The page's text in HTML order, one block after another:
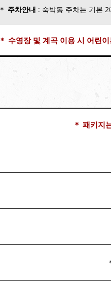
＊ 주차안내 : 숙박동 주차는 기본
＊ 수영장 및 계곡 이용 시 어린
＊ 패키지